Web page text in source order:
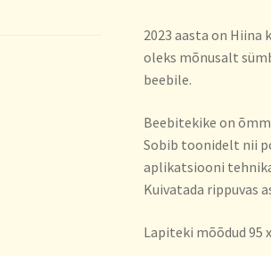
2023 aasta on Hiina
oleks mõnusalt
beebile.
Beebitekike on
Sobib toonidelt nii
aplikatsiooni
Kuivatada rippuvas
Lapiteki mõõdud 95